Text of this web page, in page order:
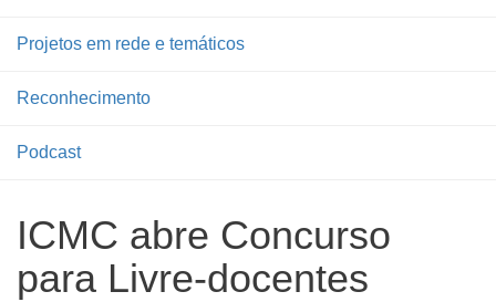
Projetos em rede e temáticos
Reconhecimento
Podcast
ICMC abre Concurso
para Livre-docentes